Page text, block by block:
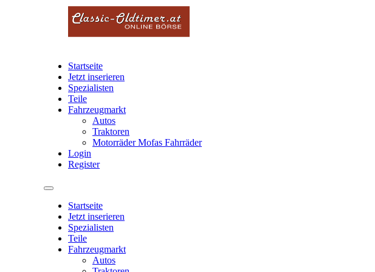
Startseite
Jetzt inserieren
Spezialisten
Teile
Fahrzeugmarkt
Autos
Traktoren
Motorräder Mofas Fahrräder
Login
Register
Startseite
Jetzt inserieren
Spezialisten
Teile
Fahrzeugmarkt
Autos